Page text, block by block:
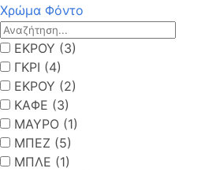
Χρώμα Φόντο
ΕΚΡΟΥ (3)
ΓΚΡΙ (4)
ΕΚΡΟΥ (2)
ΚΑΦΕ (3)
ΜΑΥΡΟ (1)
ΜΠΕΖ (5)
ΜΠΛΕ (1)